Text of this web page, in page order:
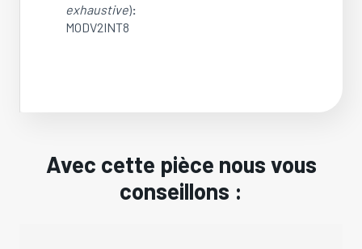
exhaustive):
MODV2INT8
Avec cette pièce nous vous
conseillons :